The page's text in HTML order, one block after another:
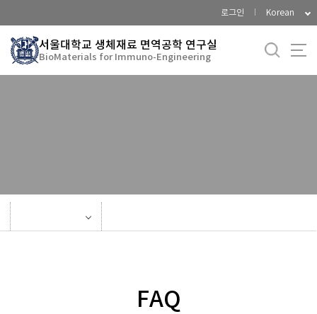
로
메
로그인 Korean
서울대학교 생체재료 면역공학 연구실
BioMaterials for Immuno-Engineering
Current Members
FAQ